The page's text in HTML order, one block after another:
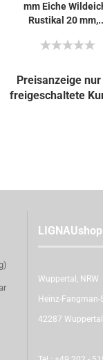
mm Eiche
Rustikal 20
Preisanzeige
freigeschaltete
Wuppertal, NRW
Heinz-Fangman-
42287 Wuppertal